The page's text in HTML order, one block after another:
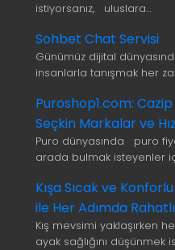
istiyorsanız, uluslara…
Sohbet Chat Servisi
Günümüz dijital
insanlarla tanışmak her
Puroshop1.com:
Seçkin Markalar ve
Puro dünyasında puro
arada bulmak isteyenler
Kışa Sıcak ve
ile Her Adımda
Kış mevsimi yaklaşırken
ayak sağlığını düşünmek